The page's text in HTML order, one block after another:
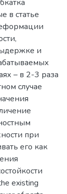
в статье
и
– в 2-3 раза
случае
при
его как
existing